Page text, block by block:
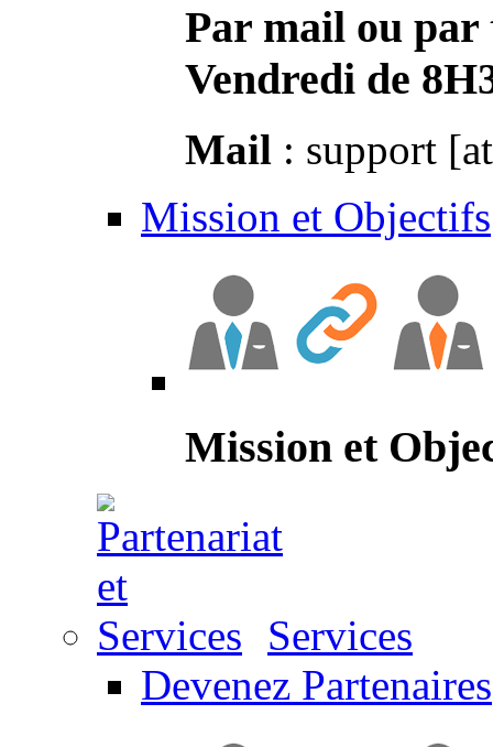
Par mail ou par
Vendredi de
Mail : support
Mission et Objectifs
Mission et
Services
Devenez Partenaires